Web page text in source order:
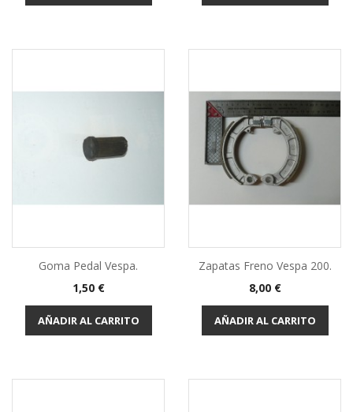
Goma Pedal Vespa.
Precio
1,50 €
AÑADIR AL CARRITO
Zapatas Freno Vespa 200.
Precio
8,00 €
AÑADIR AL CARRITO